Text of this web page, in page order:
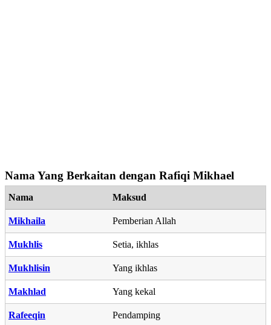
Nama Yang Berkaitan dengan Rafiqi Mikhael
Nama Maksud
Mikhaila Pemberian Allah
Mukhlis Setia, ikhlas
Mukhlisin Yang ikhlas
Makhlad Yang kekal
Rafeeqin Pendamping